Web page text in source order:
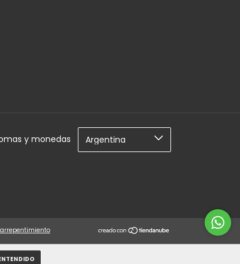
y monedas
arrepentimiento